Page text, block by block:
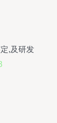
,及研发